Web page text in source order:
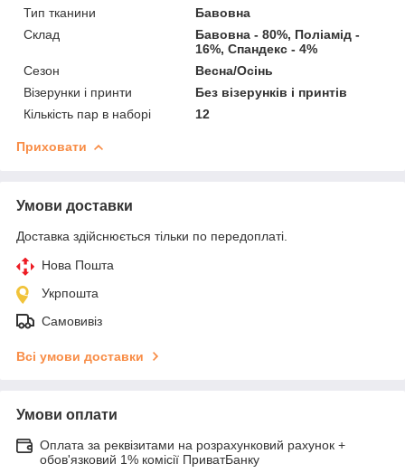
Тип тканини
Бавовна
Склад
Бавовна - 80%, Поліамід -
16%, Спандекс - 4%
Сезон
Весна/Осінь
Візерунки і принти
Без візерунків і принтів
Кількість пар в наборі
12
Приховати
Умови доставки
Доставка здійснюється тільки по передоплаті.
Нова Пошта
Укрпошта
Самовивіз
Всі умови доставки
Умови оплати
Оплата за реквізитами на розрахунковий рахунок +
обов'язковий 1% комісії ПриватБанку